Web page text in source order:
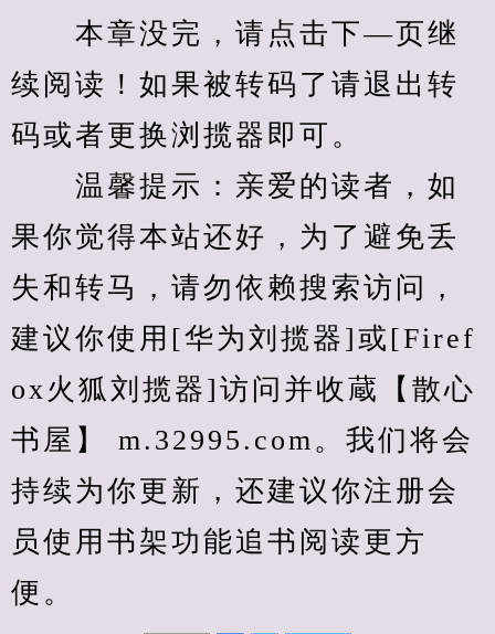
本章没完，请点击下—页继
续阅读！如果被转码了请退出转
码或者更换浏揽器即可。
温馨提示：亲爱的读者，如
果你觉得本站还好，为了避免丢
失和转马，请勿依赖搜索访问，
建议你使用[华为刘揽器]或[Firef
ox火狐刘揽器]访问并收蔵【散心
书屋】 m.32995.com。我们将会
持续为你更新，还建议你注册会
员使用书架功能追书阅读更方
便。